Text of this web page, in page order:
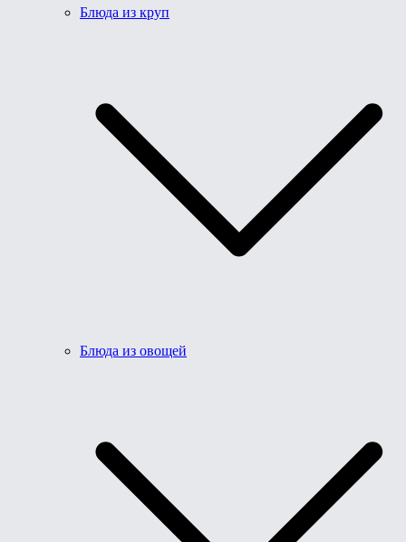
Блюда из круп
Блюда из овощей